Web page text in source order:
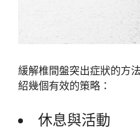
緩解椎間盤突出症狀的方
紹幾個有效的策略：
休息與活動